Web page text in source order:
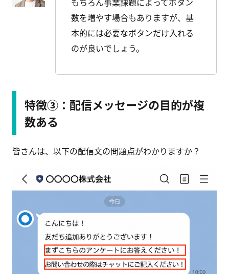
数を増やす場合もありますが、基
本的には必要なボタンだけ入れる
のが良いでしょう。
特徴③：配信メッセージの目的が複
数ある
皆さんは、以下の配信文の問題点がわかりますか？